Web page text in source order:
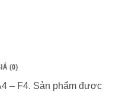
(0)
– F4. Sản phẩm được